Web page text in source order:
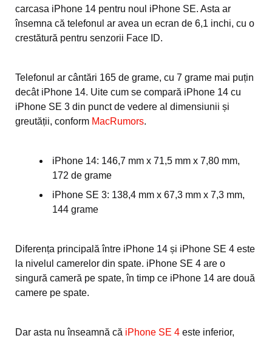
carcasa iPhone 14 pentru noul iPhone SE. Asta ar
însemna că telefonul ar avea un ecran de 6,1 inchi, cu o
crestătură pentru senzorii Face ID.
Telefonul ar cântări 165 de grame, cu 7 grame mai puțin
decât iPhone 14. Uite cum se compară iPhone 14 cu
iPhone SE 3 din punct de vedere al dimensiunii și
greutății, conform MacRumors.
iPhone 14: 146,7 mm x 71,5 mm x 7,80 mm,
172 de grame
iPhone SE 3: 138,4 mm x 67,3 mm x 7,3 mm,
144 grame
Diferența principală între iPhone 14 și iPhone SE 4 este
la nivelul camerelor din spate. iPhone SE 4 are o
singură cameră pe spate, în timp ce iPhone 14 are două
camere pe spate.
Dar asta nu înseamnă că iPhone SE 4 este inferior,